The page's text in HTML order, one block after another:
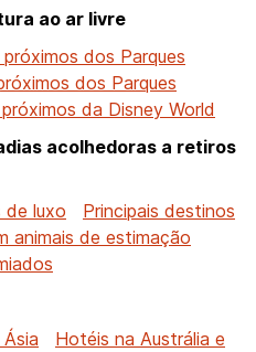
ao ar livre
dos Parques
dos Parques
da Disney World
acolhedoras a retiros
de luxo
Principais destinos
animais de estimação
Hotéis na Austrália e